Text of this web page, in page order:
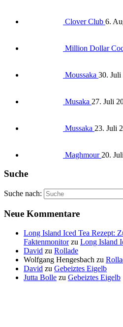
Clover Club 6.
Million Dollar
Moussaka 30. Juli
Musaka 27. Juli
Mussaka 23. Juli
Maghmour 20.
Suche
Suche nach:
Neue Kommentare
Long Island Iced Tea Rezept:
Faktenmonitorzu Long Island
David zu Rollade
Wolfgang Hengesbach zu
David zu Gebeiztes Eigelb
Jutta Bolle zu Gebeiztes Eigelb